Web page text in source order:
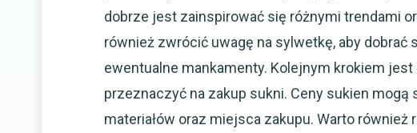
dobrze jest zainspirować się różnymi trendami
również zwrócić uwagę na sylwetkę, aby dobrać
ewentualne mankamenty. Kolejnym krokiem
przeznaczyć na zakup sukni. Ceny sukien
materiałów oraz miejsca zakupu. Warto